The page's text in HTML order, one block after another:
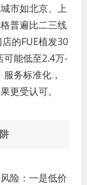
市如北京、上
普遍比二三线
的FUE植发30
可能低至2.4万-
务标准化，
更受认可。
险：一是低价